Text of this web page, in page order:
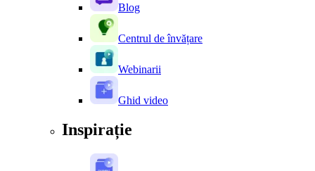
Blog
Centrul de învățare
Webinarii
Ghid video
Inspirație